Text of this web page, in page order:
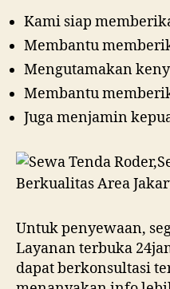
Kami siap
Membantu
Mengutamakan
Membantu
Juga menjamin
Untuk penyewaan,
Layanan terbuka
dapat berkonsultasi